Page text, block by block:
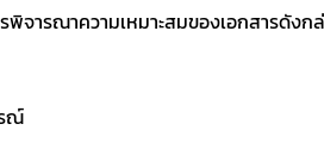
จารณาความเหมาะสมของเอกสารดังก
ณ์